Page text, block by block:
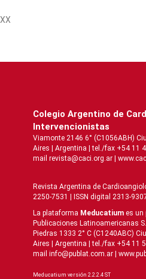
XX
Colegio Argentino de
Intervencionistas
Viamonte 2146 6° (C1056ABH)
Aires | Argentina | tel./fax +54 11
mail revista@caci.org.ar |
Revista Argentina de
2250-7531 | ISSN digital 2313-
La plataforma Meducatium es un
Publicaciones Latinoamericanas
Piedras 1333 2° C (C1240ABC)
Aires | Argentina | tel./fax +54 11
mail info@publat.com.ar |
Meducatium versión 2.2.2.4 ST